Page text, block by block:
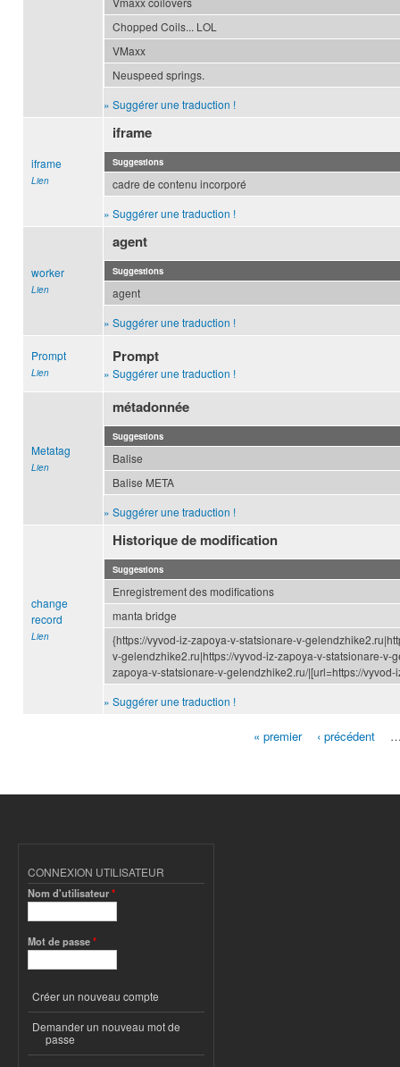
Chopped Coils... LOL
VMaxx
Neuspeed springs.
» Suggérer une traduction !
iframe
Lien
iframe
Suggestions
cadre de contenu incorporé
» Suggérer une traduction !
worker
Lien
agent
Suggestions
agent
» Suggérer une traduction !
Prompt
Lien
Prompt
» Suggérer une traduction !
Metatag
Lien
métadonnée
Suggestions
Balise
Balise META
» Suggérer une traduction !
change
record
Lien
Historique de modification
Suggestions
Enregistrement des modifications
manta bridge
{https://vyvod-iz-zapoya-v-statsionare-v-
v-gelendzhike2.ru|https://vyvod-iz-zapoya-v-statsionare-v-
zapoya-v-statsionare-v-gelendzhike2.ru/|[url=https://vyvod-
» Suggérer une traduction !
« premier ‹ précédent
CONNEXION UTILISATEUR
Nom d'utilisateur*
Mot de passe*
Créer un nouveau compte
Demander un nouveau mot de
passe